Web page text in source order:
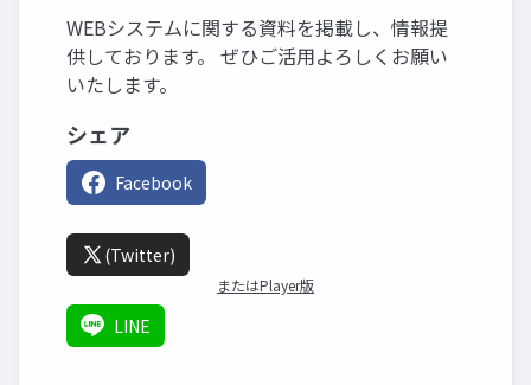
WEBシステムに関する資料を掲載し、情報提
供しております。 ぜひご活用よろしくお願い
いたします。
シェア
Facebook
(Twitter)
またはPlayer版
LINE